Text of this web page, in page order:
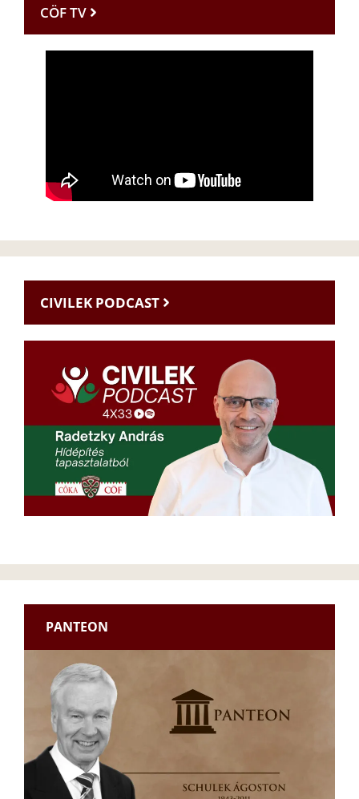
CÖF TV
CIVILEK PODCAST
PANTEON